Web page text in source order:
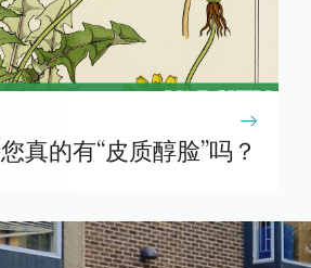
您真的有“皮质醇脸”吗？